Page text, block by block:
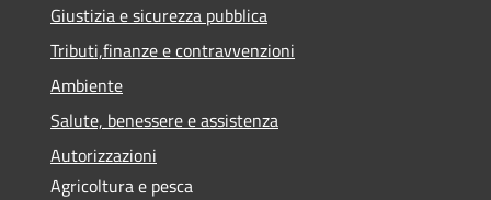
Giustizia e sicurezza pubblica
Tributi,finanze e contravvenzioni
Ambiente
Salute, benessere e assistenza
Autorizzazioni
Agricoltura e pesca